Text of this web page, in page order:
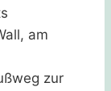
am
zur